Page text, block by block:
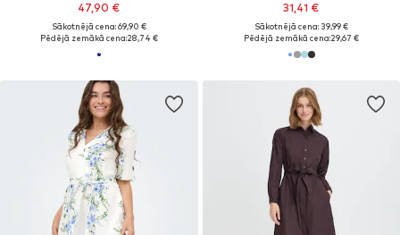
47,90 €
Sākotnējā cena: 69,90 €
Pēdējā zemākā cena:28,74 €
31,41 €
Sākotnējā cena: 39,99 €
Pēdējā zemākā cena:29,67 €